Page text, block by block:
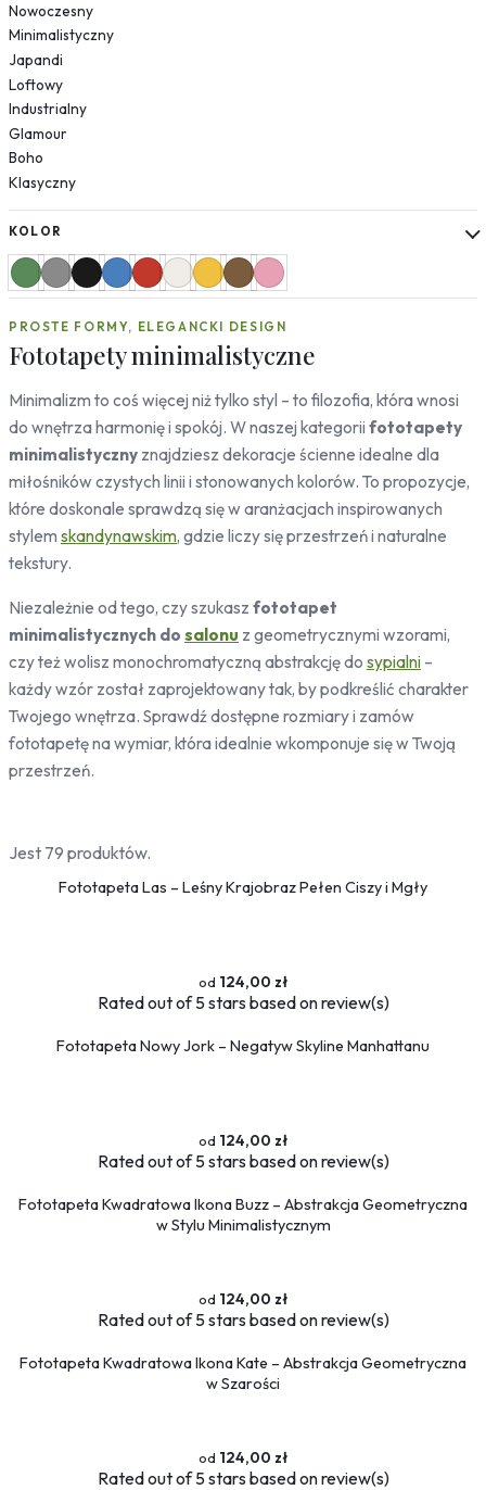
Morze
Kwiaty
Dmuchawce
Lawenda
Magnolie
Maki
Storczyki
Piwonie
Słoneczniki
Mapy
Miasta
Londyn
Nowy Jork
Rzym
Warszawa
Kraków
Gdańsk
Moskwa
Tokio
Berlin
Wrocław
Natura
Liście
Rośliny
Bambus
Drzewa
Jedzenie
Owoce
Motocykle
Sport
Nowoczesny
Minimalistyczny
Japandi
Loftowy
Industrialny
Glamour
Boho
Klasyczny
KOLOR
PROSTE FORMY, ELEGANCKI DESIGN
Fototapety minimalistyczne
Minimalizm to coś więcej niż tylko styl – to filozofia, która wnosi
do wnętrza harmonię i spokój. W naszej kategorii fototapety
minimalistyczny znajdziesz dekoracje ścienne idealne dla
miłośników czystych linii i stonowanych kolorów. To propozycje,
które doskonale sprawdzą się w aranżacjach inspirowanych
stylem skandynawskim, gdzie liczy się przestrzeń i naturalne
tekstury.
Niezależnie od tego, czy szukasz fototapet
minimalistycznych do salonu z geometrycznymi wzorami,
czy też wolisz monochromatyczną abstrakcję do sypialni –
każdy wzór został zaprojektowany tak, by podkreślić charakter
Twojego wnętrza. Sprawdź dostępne rozmiary i zamów
fototapetę na wymiar, która idealnie wkomponuje się w Twoją
przestrzeń.
Jest 79 produktów.
Fototapeta Las – Leśny Krajobraz Pełen Ciszy i Mgły
124,00 zł
Ratedout of 5 stars based onreview(s)
Fototapeta Nowy Jork – Negatyw Skyline Manhattanu
124,00 zł
Ratedout of 5 stars based onreview(s)
Fototapeta Kwadratowa Ikona Buzz – Abstrakcja Geometryczna
w Stylu Minimalistycznym
124,00 zł
Ratedout of 5 stars based onreview(s)
Fototapeta Kwadratowa Ikona Kate – Abstrakcja Geometryczna
w Szarości
124,00 zł
Ratedout of 5 stars based onreview(s)